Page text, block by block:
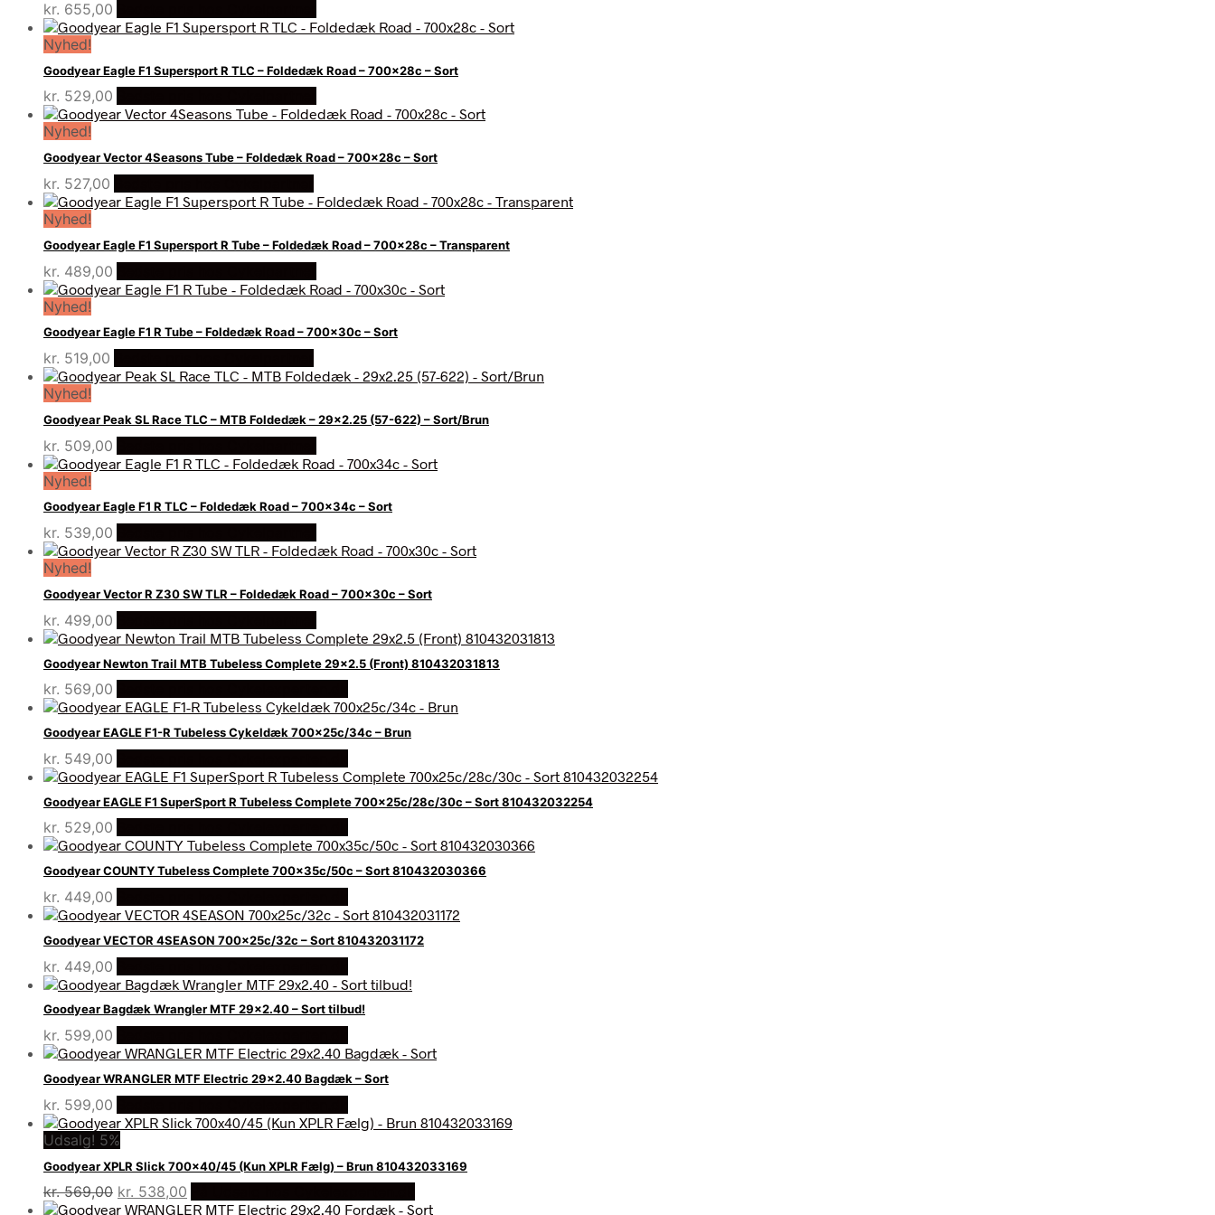
kr. 655,00
Nyhed!
Goodyear Eagle F1 Supersport R TLC – Foldedæk Road – 700x28c – Sort
kr. 529,00
Nyhed!
Goodyear Vector 4Seasons Tube – Foldedæk Road – 700x28c – Sort
kr. 527,00
Nyhed!
Goodyear Eagle F1 Supersport R Tube – Foldedæk Road – 700x28c – Transparent
kr. 489,00
Nyhed!
Goodyear Eagle F1 R Tube – Foldedæk Road – 700x30c – Sort
kr. 519,00
Nyhed!
Goodyear Peak SL Race TLC – MTB Foldedæk – 29×2.25 (57-622) – Sort/Brun
kr. 509,00
Nyhed!
Goodyear Eagle F1 R TLC – Foldedæk Road – 700x34c – Sort
kr. 539,00
Nyhed!
Goodyear Vector R Z30 SW TLR – Foldedæk Road – 700x30c – Sort
kr. 499,00
Goodyear Newton Trail MTB Tubeless Complete 29×2.5 (Front) 810432031813
kr. 569,00
Goodyear EAGLE F1-R Tubeless Cykeldæk 700x25c/34c – Brun
kr. 549,00
Goodyear EAGLE F1 SuperSport R Tubeless Complete 700x25c/28c/30c – Sort 810432032254
kr. 529,00
Goodyear COUNTY Tubeless Complete 700x35c/50c – Sort 810432030366
kr. 449,00
Goodyear VECTOR 4SEASON 700x25c/32c – Sort 810432031172
kr. 449,00
Goodyear Bagdæk Wrangler MTF 29×2.40 – Sort tilbud!
kr. 599,00
Goodyear WRANGLER MTF Electric 29×2.40 Bagdæk – Sort
kr. 599,00
Udsalg! 5%
Goodyear XPLR Slick 700×40/45 (Kun XPLR Fælg) – Brun 810432033169
kr.569,00 Den
oprindelige
kr. 538,00
aktuelle